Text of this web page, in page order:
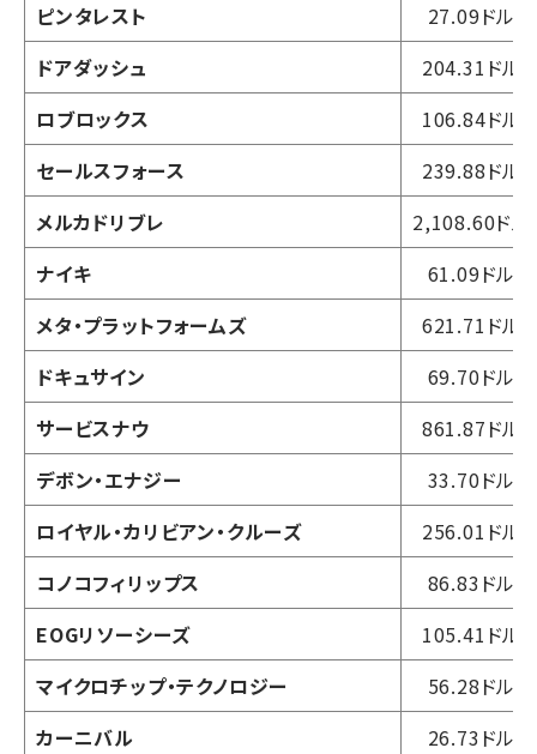
ピンタレスト
27.09ドル
ドアダッシュ
204.31ドル
ロブロックス
106.84ドル
セールスフォース
239.88ドル
メルカドリブレ
2,108.60ドル
ナイキ
61.09ドル
メタ・プラットフォームズ
621.71ドル
ドキュサイン
69.70ドル
サービスナウ
861.87ドル
デボン・エナジー
33.70ドル
ロイヤル・カリビアン・クルーズ
256.01ドル
コノコフィリップス
86.83ドル
EOGリソーシーズ
105.41ドル
マイクロチップ・テクノロジー
56.28ドル
カーニバル
26.73ドル